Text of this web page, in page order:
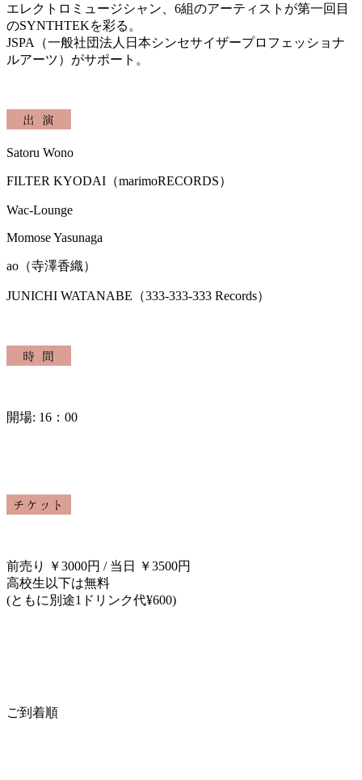
エレクトロミュージシャン、 6組のアーティストが第一回目
のSYNTHTEKを彩る。
JSPA（一般社団法人日本シンセサイザープロフェッショナ
ルアーツ） がサポート。
Satoru Wono
FILTER KYODAI（marimoRECORDS）
Wac-Lounge
Momose Yasunaga
ao（寺澤香織）
JUNICHI WATANABE（333-333-333 Records）
開場: 16：00
前売り ￥3000円 / 当日 ￥3500円
高校生以下は無料
(ともに別途1ドリンク代¥600)
ご到着順